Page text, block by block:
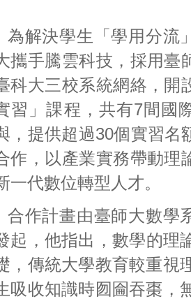
為解決學生「學用分流
攜手騰雲科技，採用臺
科大三校系統網絡，開
習」課程，共有7間國
，提供超過30個實習名
作，以產業實務帶動理
一代數位轉型人才。
合作計畫由臺師大數學
起，他指出，數學的理
，傳統大學教育較重視
吸收知識時囫圇吞棗，